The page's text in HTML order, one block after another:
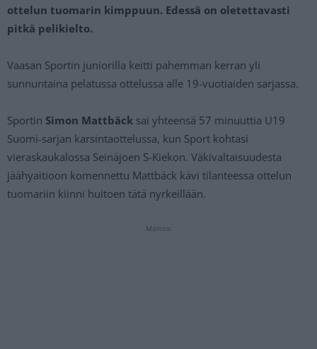
ottelun tuomarin kimppuun. Edessä on oletettavasti
pitkä pelikielto.
Vaasan Sportin juniorilla keitti pahemman kerran yli
sunnuntaina pelatussa ottelussa alle 19-vuotiaiden sarjassa.
Sportin Simon Mattbäck sai yhteensä 57 minuuttia U19
Suomi-sarjan karsintaottelussa, kun Sport kohtasi
vieraskaukalossa Seinäjoen S-Kiekon. Väkivaltaisuudesta
jäähyaitioon komennettu Mattbäck kävi tilanteessa ottelun
tuomariin kiinni huitoen tätä nyrkeillään.
Mainos: